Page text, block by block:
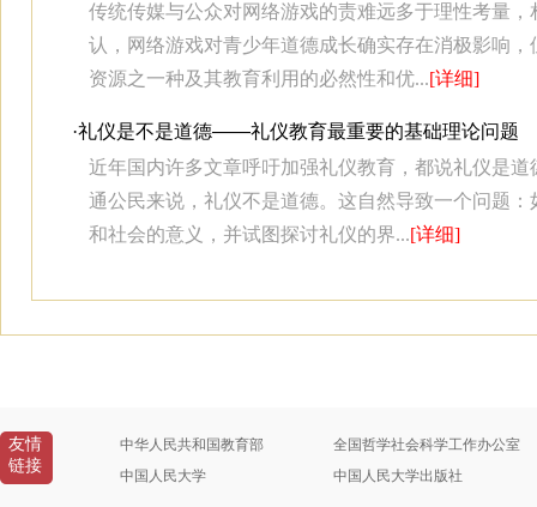
传统传媒与公众对网络游戏的责难远多于理性考量
认，网络游戏对青少年道德成长确实存在消极影响
资源之一种及其教育利用的必然性和优...[详细]
·礼仪是不是道德——礼仪教育最重要的基础理论问题
近年国内许多文章呼吁加强礼仪教育，都说礼仪是
通公民来说，礼仪不是道德。这自然导致一个问题
和社会的意义，并试图探讨礼仪的界...[详细]
友情
链接
中华人民共和国教育部
全国哲学社会科学工作办公室
中国人民大学
中国人民大学出版社